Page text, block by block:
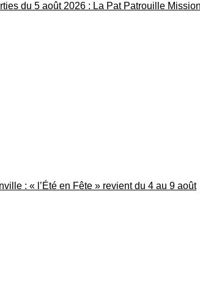
du 5 août 2026 : La Pat Patrouille
: « l’Été en Fête » revient du 4 au 9 août